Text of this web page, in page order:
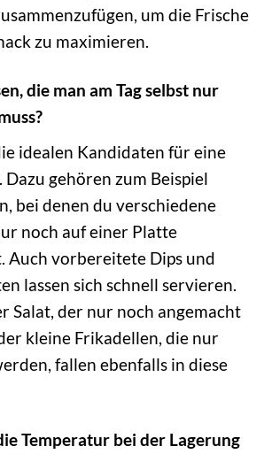
um die Frische
zu maximieren.
die man am Tag selbst nur
idealen Kandidaten für eine
Dazu gehören zum Beispiel
bei denen du verschiedene
noch auf einer Platte
Auch vorbereitete Dips und
lassen sich schnell servieren.
Salat, der nur noch angemacht
kleine Frikadellen, die nur
fallen ebenfalls in diese
Temperatur bei der Lagerung